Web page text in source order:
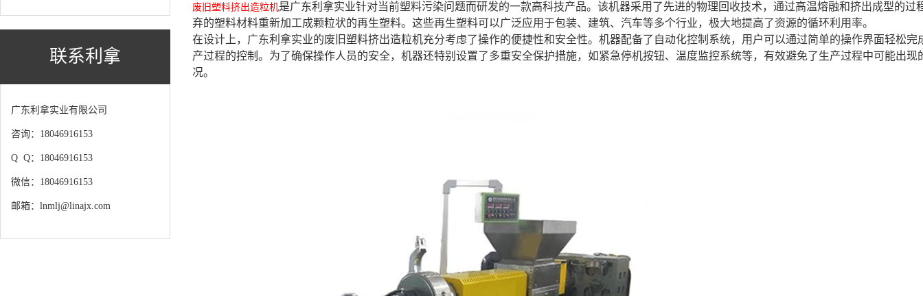
联系利拿
广东利拿实业有限公司
咨询：18046916153
Q Q：18046916153
微信：18046916153
邮箱：lnmlj@linajx.com
废旧塑料挤出造粒机是广东利拿实业针对当前塑料污染问题而研发的一款高科技产品。该机器采用了先进的物理回收技术，通过高温熔融和挤出成型的过
弃的塑料材料重新加工成颗粒状的再生塑料。这些再生塑料可以广泛应用于包装、建筑、汽车等多个行业，极大地提高了资源的循环利用率。
在设计上，广东利拿实业的废旧塑料挤出造粒机充分考虑了操作的便捷性和安全性。机器配备了自动化控制系统，用户可以通过简单的操作界面轻松完
产过程的控制。为了确保操作人员的安全，机器还特别设置了多重安全保护措施，如紧急停机按钮、温度监控系统等，有效避免了生产过程中可能出现
况。